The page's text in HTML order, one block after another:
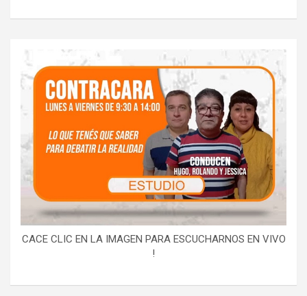
CACE CLIC EN LA IMAGEN PARA ESCUCHARNOS EN VIVO
!